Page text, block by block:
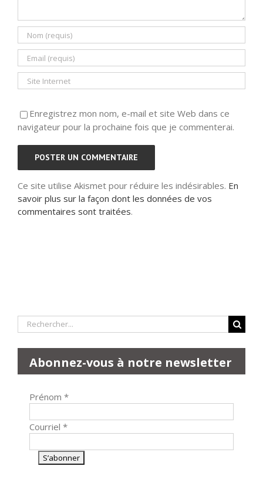
Enregistrez mon nom, e-mail et site Web dans ce
navigateur pour la prochaine fois que je commenterai.
Ce site utilise Akismet pour réduire les indésirables. En
savoir plus sur la façon dont les données de vos
commentaires sont traitées.
Rechercher:
Abonnez-vous à notre newsletter
Prénom *
Courriel *